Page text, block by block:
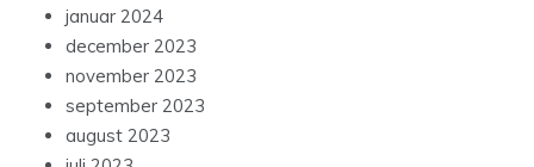
januar 2024
december 2023
november 2023
september 2023
august 2023